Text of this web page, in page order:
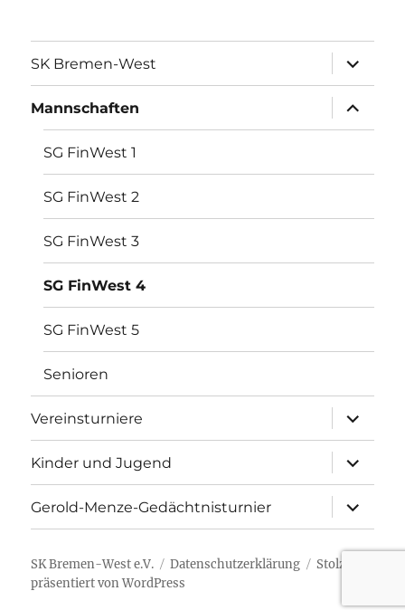
SK Bremen-West
öffnen
Mannschaften
öffnen
SG FinWest 1
SG FinWest 2
SG FinWest 3
SG FinWest 4
SG FinWest 5
Senioren
Vereinsturniere
öffnen
Kinder und Jugend
öffnen
Gerold-Menze-Gedächtnisturnier
öffnen
SK Bremen-West e.V. Datenschutzerklärung
Stolz
präsentiert von WordPress